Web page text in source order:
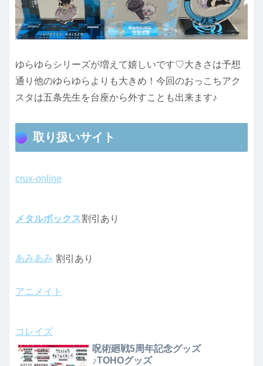
ゆらゆらシリーズが増えて嬉しいです♡大きさは予想
通り他のゆらゆらよりも大きめ！今回のおっこちアク
スタは五条先生を台座から外すことも出来ます♪
取り扱いサイト
crux-online
メタルボックス割引あり
あみあみ 割引あり
アニメイト
コレイズ
呪術廻戦5周年記念グッズ
♪TOHOグッズ